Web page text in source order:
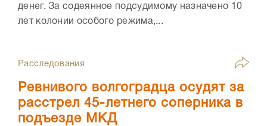
денег. За содеянное подсудимому назначено 10
лет колонии особого режима,...
Расследования
Ревнивого волгоградца осудят за
расстрел 45-летнего соперника в
подъезде МКД